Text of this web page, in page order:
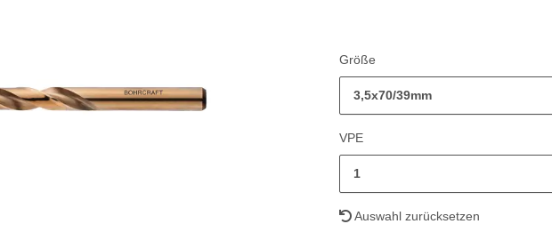
Größe
3,5x70/39mm
VPE
1
Auswahl zurücksetzen